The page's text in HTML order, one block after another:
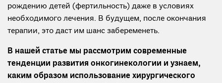
рождению детей (фертильность) даже в условиях
необходимого лечения. В будущем, после окончания
терапии, это даст им шанс забеременеть.
В нашей статье мы рассмотрим современные
тенденции развития онкогинекологии и узнаем,
каким образом использование хирургического